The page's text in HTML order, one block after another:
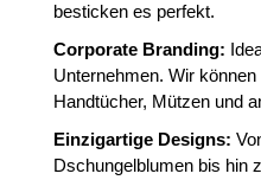
besticken es perfekt.
Corporate Branding:
Unternehmen. Wir
Handtücher, Mützen und
Einzigartige Designs:
Dschungelblumen bis hin